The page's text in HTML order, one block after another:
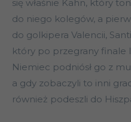
się właśnie Kahn, który
do niego kolegów, a
do golkipera Valencii,
który po przegrany finale
Niemiec podniósł go z
a gdy zobaczyli to inni
również podeszli do